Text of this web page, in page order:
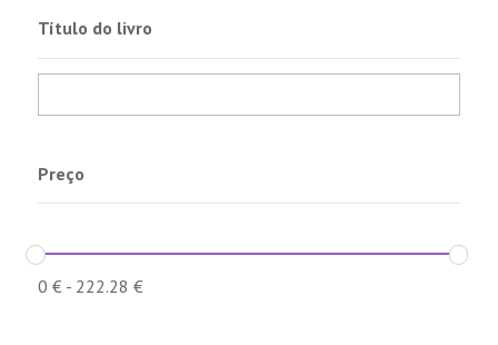
Título do livro
Preço
0 €- 222.28 €